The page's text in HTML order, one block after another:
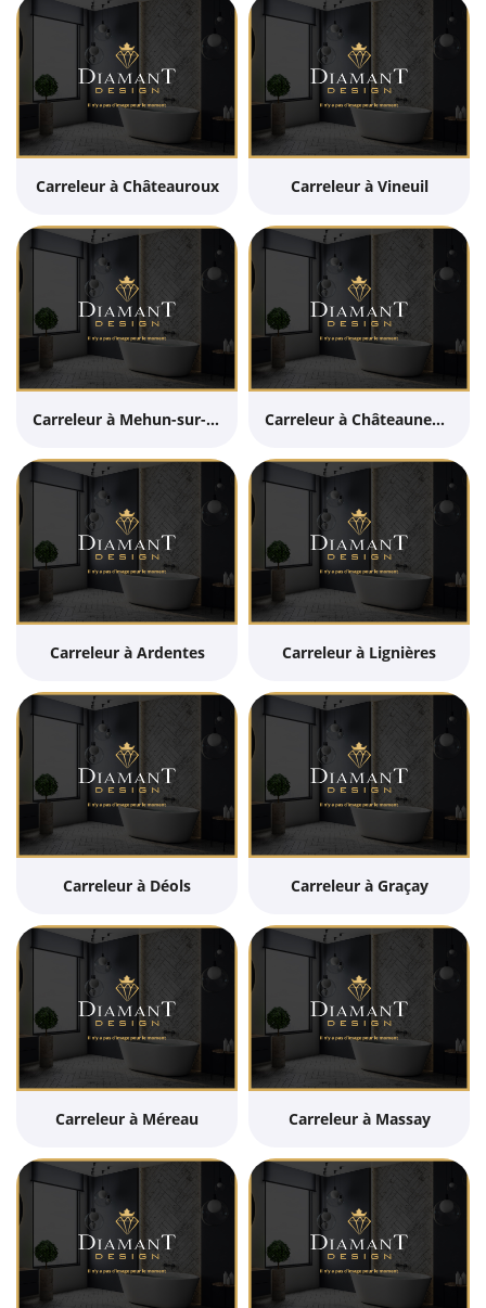
Carreleur à Châteauroux Carreleur à Vineuil
Carreleur à Mehun-sur-Yèvre Carreleur à Châteauneuf-sur-Cher
Carreleur à Ardentes Carreleur à Lignières
Carreleur à Déols Carreleur à Graçay
Carreleur à Méreau Carreleur à Massay